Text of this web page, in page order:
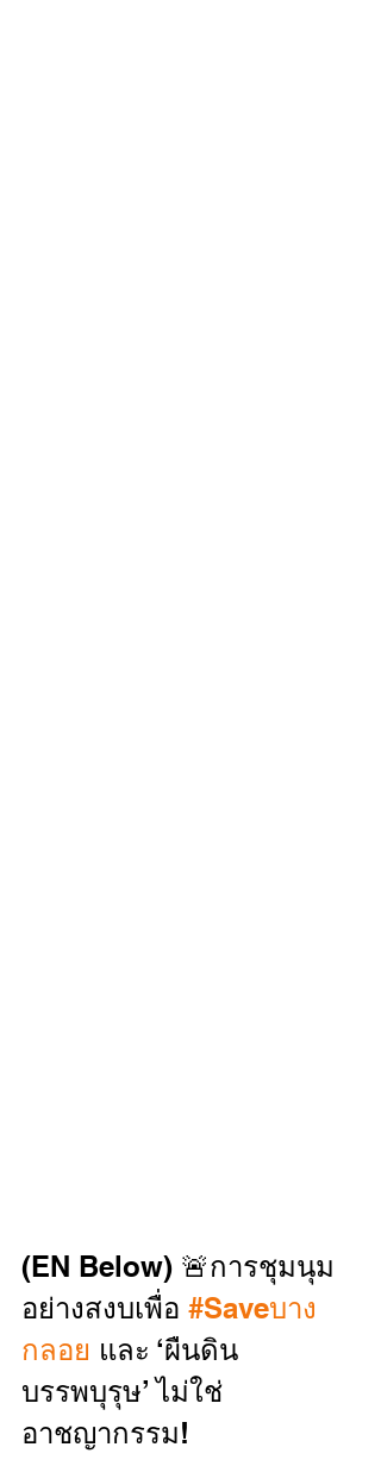
(EN Below) 🚨การชุมนุม
อย่างสงบเพื่อ #Saveบาง
กลอย และ ‘ผืนดิน
บรรพบุรุษ’ ไม่ใช่
อาชญากรรม!